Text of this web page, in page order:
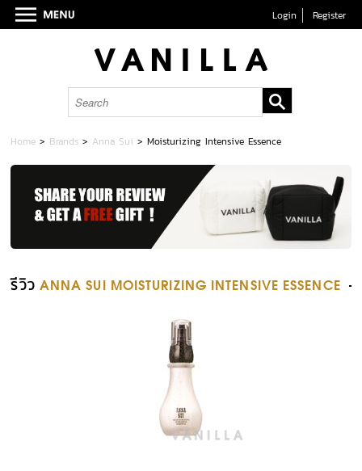
Login Register
Home > Brands > Anna Sui >Moisturizing Intensive Essence
รีวิว ANNA SUI MOISTURIZING INTENSIVE ESSENCE